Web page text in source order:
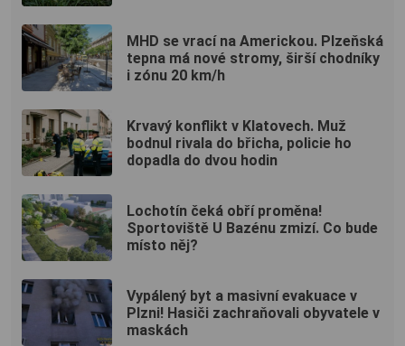
MHD se vrací na Americkou. Plzeňská
tepna má nové stromy, širší chodníky
i zónu 20 km/h
Krvavý konflikt v Klatovech. Muž
bodnul rivala do břicha, policie ho
dopadla do dvou hodin
Lochotín čeká obří proměna!
Sportoviště U Bazénu zmizí. Co bude
místo něj?
Vypálený byt a masivní evakuace v
Plzni! Hasiči zachraňovali obyvatele v
maskách